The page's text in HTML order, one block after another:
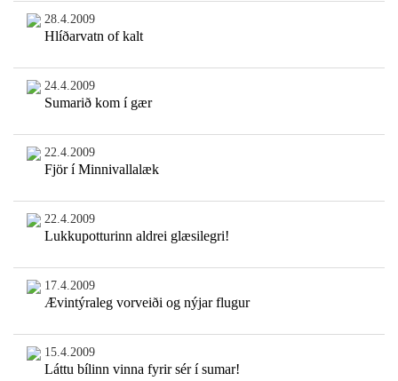
28.4.2009
Hlíðarvatn of kalt
24.4.2009
Sumarið kom í gær
22.4.2009
Fjör í Minnivallalæk
22.4.2009
Lukkupotturinn aldrei glæsilegri!
17.4.2009
Ævintýraleg vorveiði og nýjar flugur
15.4.2009
Láttu bílinn vinna fyrir sér í sumar!